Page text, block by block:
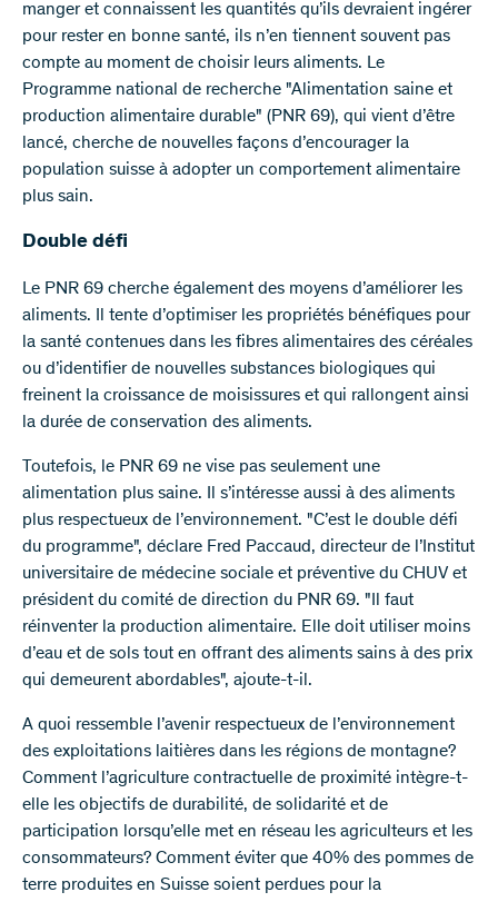
manger et connaissent les quantités qu’ils devraient ingérer
pour rester en bonne santé, ils n’en tiennent souvent pas
compte au moment de choisir leurs aliments. Le
Programme national de recherche "Alimentation saine et
production alimentaire durable" (PNR 69), qui vient d’être
lancé, cherche de nouvelles façons d’encourager la
population suisse à adopter un comportement alimentaire
plus sain.
Double défi
Le PNR 69 cherche également des moyens d’améliorer les
aliments. Il tente d’optimiser les propriétés bénéfiques pour
la santé contenues dans les fibres alimentaires des céréales
ou d’identifier de nouvelles substances biologiques qui
freinent la croissance de moisissures et qui rallongent ainsi
la durée de conservation des aliments.
Toutefois, le PNR 69 ne vise pas seulement une
alimentation plus saine. Il s’intéresse aussi à des aliments
plus respectueux de l’environnement. "C’est le double défi
du programme", déclare Fred Paccaud, directeur de l’Institut
universitaire de médecine sociale et préventive du CHUV et
président du comité de direction du PNR 69. "Il faut
réinventer la production alimentaire. Elle doit utiliser moins
d’eau et de sols tout en offrant des aliments sains à des prix
qui demeurent abordables", ajoute-t-il.
A quoi ressemble l’avenir respectueux de l’environnement
des exploitations laitières dans les régions de montagne?
Comment l’agriculture contractuelle de proximité intègre-t-
elle les objectifs de durabilité, de solidarité et de
participation lorsqu’elle met en réseau les agriculteurs et les
consommateurs? Comment éviter que 40% des pommes de
terre produites en Suisse soient perdues pour la